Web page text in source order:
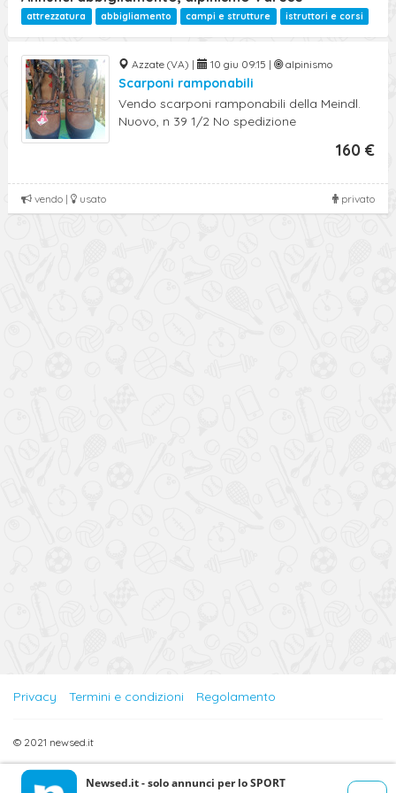
attrezzatura abbigliamento campi e strutture istruttori e corsi
Azzate (VA) | 10 giu 09:15 | alpinismo
Scarponi ramponabili
Vendo scarponi ramponabili della Meindl.
Nuovo, n 39 1/2 No spedizione
160 €
privato
vendo | usato
Privacy Termini e condizioni Regolamento
© 2021 newsed.it